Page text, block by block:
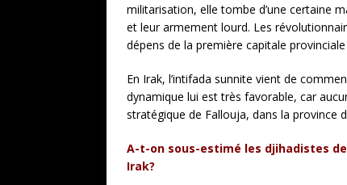
militarisation, elle tombe d’une certaine
et leur armement lourd. Les
dépens de la première capitale
En Irak, l’intifada sunnite vient de
dynamique lui est très favorable, car
stratégique de Fallouja, dans la province
A-t-on sous-estimé les djihadistes de
Irak?